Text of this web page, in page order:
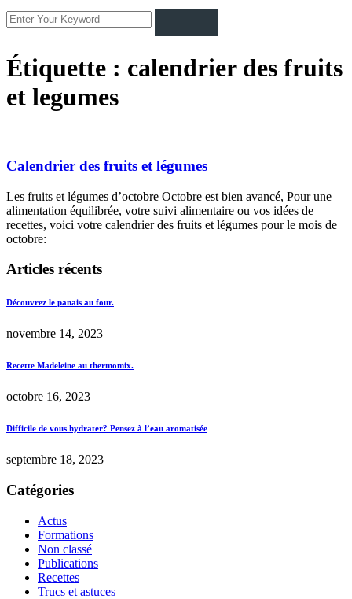
Étiquette : calendrier des fruits
et legumes
Calendrier des fruits et légumes
Les fruits et légumes d’octobre Octobre est bien avancé, Pour une
alimentation équilibrée, votre suivi alimentaire ou vos idées de
recettes, voici votre calendrier des fruits et légumes pour le mois de
octobre:
Articles récents
Découvrez le panais au four.
novembre 14, 2023
Recette Madeleine au thermomix.
octobre 16, 2023
Difficile de vous hydrater? Pensez à l’eau aromatisée
septembre 18, 2023
Catégories
Actus
Formations
Non classé
Publications
Recettes
Trucs et astuces